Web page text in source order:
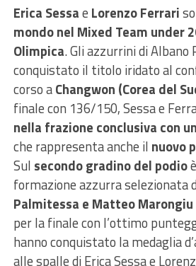
Erica Sessae Lorenzo Ferrari
mondo nel Mixed Team under
Olimpica. Gli azzurrini di Albano
conquistato il titolo iridato al
corso aChangwon (Corea del
finale con 136/150, Sessa e
nella frazione conclusiva con
che rappresenta anche il nuovo
Sul secondo gradino del podio
formazione azzurra selezionata
Palmitessa e Matteo Marongiu
per la finale con l’ottimo
hanno conquistato la medaglia
alle spalle di Erica Sessa e